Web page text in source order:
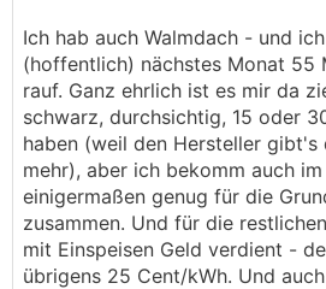
───────────────
Ich habe 14 Module der Firma
Hat jemand Erfahrung mit
Ich hab auch Walmdach - und
(hoffentlich) nächstes Monat 55
rauf. Ganz ehrlich ist es mir da
schwarz, durchsichtig, 15 oder
haben (weil den Hersteller gibt's
mehr), aber ich bekomm auch
einigermaßen genug für die
zusammen. Und für die
mit Einspeisen Geld verdient -
übrigens 25 Cent/kWh. Und